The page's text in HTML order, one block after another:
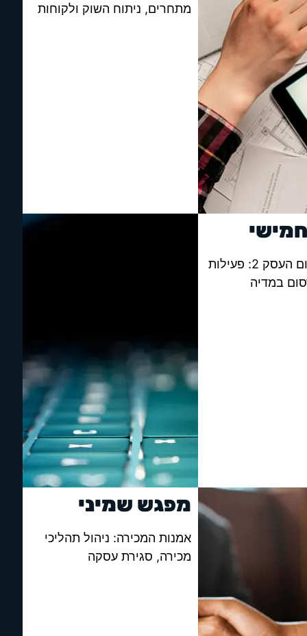
מתחרים, ניתוח השוק ולקוחות
פרסום וקידום העסק 2: פעילות
במדיה
מפגש שמיני
אמנות המכירה: ניהול תהליכי
מכירה, סגירת עסקה